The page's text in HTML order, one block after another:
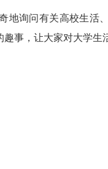
地询问有关高校生活
事，让大家对大学生